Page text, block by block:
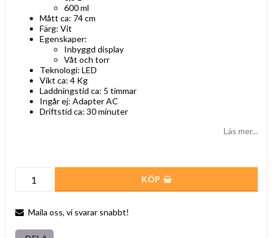
600 ml
Mått ca: 74 cm
Färg: Vit
Egenskaper:
Inbyggd display
Våt och torr
Teknologi: LED
Vikt ca: 4 Kg
Laddningstid ca: 5 timmar
Ingår ej: Adapter AC
Driftstid ca: 30 minuter
Läs mer...
KÖP
Maila oss, vi svarar snabbt!